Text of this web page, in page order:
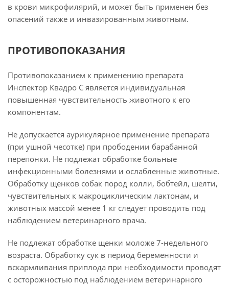
в крови микрофилярий, и может быть применен без
опасений также и инвазированным животным.
ПРОТИВОПОКАЗАНИЯ
Противопоказанием к применению препарата
Инспектор Квадро С является индивидуальная
повышенная чувствительность животного к его
компонентам.
Не допускается аурикулярное применение препарата
(при ушной чесотке) при прободении барабанной
перепонки. Не подлежат обработке больные
инфекционными болезнями и ослабленные животные.
Обработку щенков собак пород колли, бобтейл, шелти,
чувствительных к макроциклическим лактонам, и
животных массой менее 1 кг следует проводить под
наблюдением ветеринарного врача.
Не подлежат обработке щенки моложе 7-недельного
возраста. Обработку сук в период беременности и
вскармливания приплода при необходимости проводят
с осторожностью под наблюдением ветеринарного